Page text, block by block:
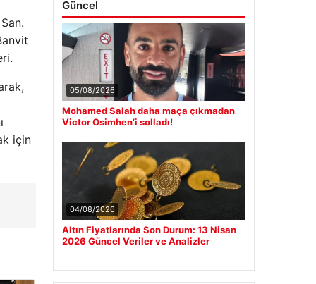
için
Güncel
05/08/2026
Mohamed Salah daha maça çıkmadan
Victor Osimhen’i solladı!
04/08/2026
Altın Fiyatlarında Son Durum: 13 Nisan
2026 Güncel Veriler ve Analizler